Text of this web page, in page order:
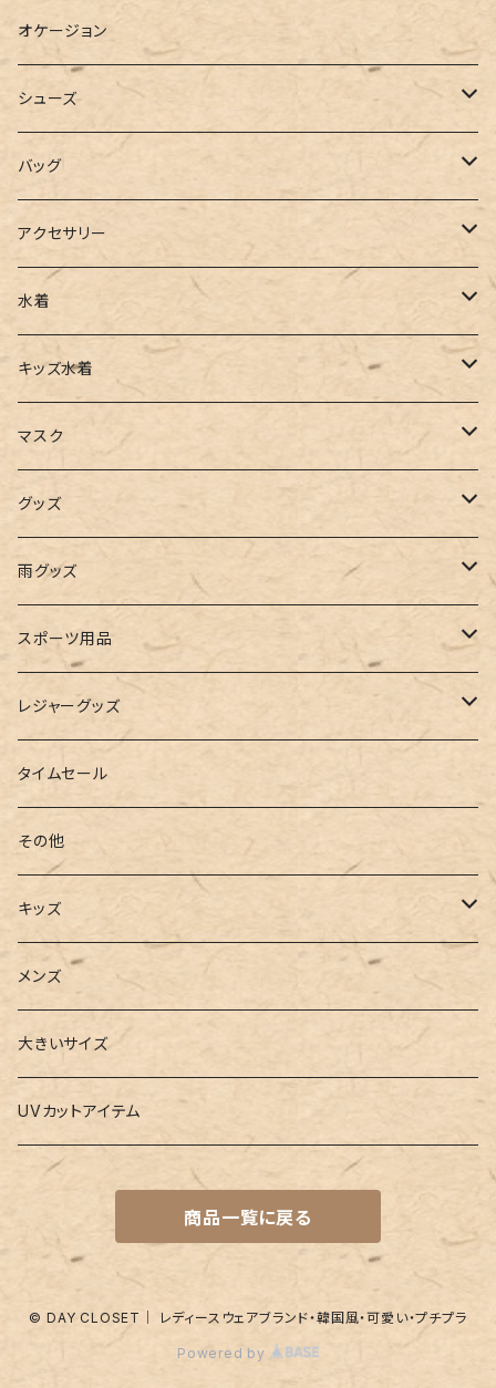
ブラウス
カーディガン
ポロシャツ
ベスト
チュニック
タンクトップ
キャミソール
インナー
ビスチェ
スウェット
ジャージ
スラックス
ワイドパンツ
カーゴパンツ
サロペット
ガウチョ
レギンス
その他
パーカーワンピース
ニットワンピース
キャミワンピース
サロペット
オールインワン
オケージョン
シューズ
ブーツ
パンプス
サンダル
スニーカー
フラットシューズ
レインシューズ
レースアップ
ルームシューズ
インソール
ローファー
バッグ
トートバッグ
ショルダー
バックパック
カゴバッグ
エコバッグ
リュック
ハンドバッグ
ボストンバッグ
アクセサリー
その他
水着
ワンピース
ビキニ
ワンショルダー
オフショルダー
バンドゥ
タンキニ
キャミキニ
フィットネス
2点セット
3点セット
4点セット
5点セット
ラッシュガード
水着関連商品
レギンス
キッズ水着
女の子
男の子
ユニセックス
マスク
アクセサリー
マスクケース
グッズ
帽子
ストール・マフラー
手袋
ポーチ
パスケース
ウォレット
カードケース
キーケース
メガネチェーン
ベルト
ネイルグッズ
雨グッズ
レインコート
スポーツ用品
トレーニング・スポーツウェア
トレーニンググッズ
ヨガウェア
ヨガソックス
ヨガグッズ
ヨガマット
レジャーグッズ
ビーチグッズ
タイムセール
その他
キッズ
Girls
水着
バレー
Boys
水着
グッズ
プールバッグ
キッズスーツ
メンズ
大きいサイズ
UVカットアイテム
商品一覧に戻る
© DAY CLOSET｜ レディースウェアブランド・韓国風・可愛い・プチプラ
Powered by